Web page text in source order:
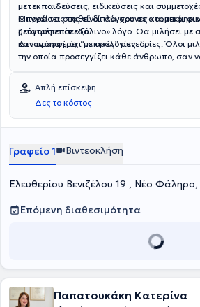
μετεκπαιδεύσεις, ειδικεύσεις και
Οι γνώσεις της είναι σύγχρονες και
μετατρέπει σε «ξύλινο» λόγο. Θα μιλήσει με
κατανόηση, όχι με ορολογίες.
Μπορεί να σταθεί δίπλα σουσε ατομικό,
ζεύγους επίπεδο.
Δεν προσφέρει “τυπικές” συνεδρίες. Όλοι
την οποία προσεγγίζει κάθε άνθρωπο, σαν
Απλή επίσκεψη
Δες το κόστος
Γραφείο 1 Βιντεοκλήση
Ελευθερίου Βενιζέλου 19 , Νέο
Επόμενη διαθεσιμότητα
Παπατουκάκη Κατερίνα